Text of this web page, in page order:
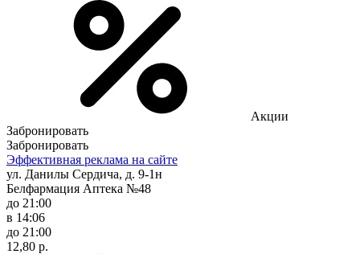
Акции
Забронировать
Забронировать
Эффективная реклама на сайте
ул. Данилы Сердича, д. 9-1н
Белфармация Аптека №48
до 21:00
в 14:06
до 21:00
12,80 р.